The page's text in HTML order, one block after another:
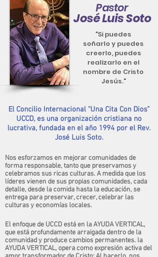
Pastor
José Luis Soto
"Si puedes
soñarlo y puedes
creerlo, puedes
realizarlo en el
nombre de Cristo
Jesús."
El Concilio Internacional “Una Cita Con Dios”
UCCD, es una organización cristiana no
lucrativa, fundada en el año 1994 por el Rev.
José Luis Soto.
Nos esforzamos en mejorar comunidades de
forma responsable, tanto que preservamos y
celebramos sus ricas culturas. A medida que los
líderes vienen de sus propias comunidades, cada
detalle, desde la comida hasta la educación, se
entrega para preservar, crecer, celebrar las
culturas y economías locales.
El enfoque de UCCD está en la AYUDA VERTICAL,
que está profundamente arraigada dentro de la
comunidad y produce cambios permanentes. la
AYUDA VERTICAL, opera como expresión activa del